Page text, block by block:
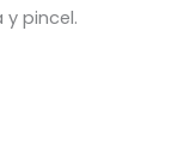
y pincel.